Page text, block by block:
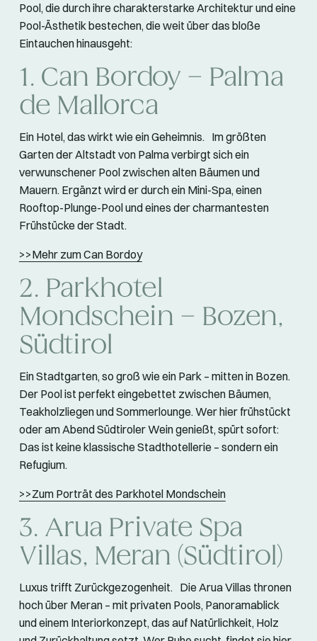
Pool, die durch ihre charakterstarke Architektur und eine
Pool-Ästhetik bestechen, die weit über das bloße
Eintauchen hinausgeht:
1. Can Bordoy – Palma
de Mallorca
Ein Hotel, das wirkt wie ein Geheimnis. Im größten
Garten der Altstadt von Palma verbirgt sich ein
verwunschener Pool zwischen alten Bäumen und
Mauern. Ergänzt wird er durch ein Mini-Spa, einen
Rooftop-Plunge-Pool und eines der charmantesten
Frühstücke der Stadt.
>>Mehr zum Can Bordoy
2. Parkhotel
Mondschein – Bozen,
Südtirol
Ein Stadtgarten, so groß wie ein Park – mitten in Bozen.
Der Pool ist perfekt eingebettet zwischen Bäumen,
Teakholzliegen und Sommerlounge. Wer hier frühstückt
oder am Abend Südtiroler Wein genießt, spürt sofort:
Das ist keine klassische Stadthotellerie – sondern ein
Refugium.
>>Zum Porträt des Parkhotel Mondschein
3. Arua Private Spa
Villas, Meran (Südtirol)
Luxus trifft Zurückgezogenheit. Die Arua Villas thronen
hoch über Meran – mit privaten Pools, Panoramablick
und einem Interiorkonzept, das auf Natürlichkeit, Holz